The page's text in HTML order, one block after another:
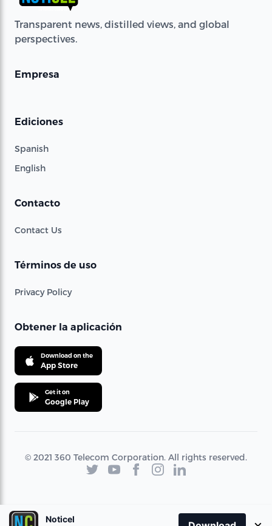
Transparent news, distilled views, and global
perspectives.
Empresa
Ediciones
Spanish
English
Contacto
Contact Us
Términos de uso
Privacy Policy
Obtener la aplicación
Download on the
App Store
Get it on
Google Play
© 2021 360 Telecom Corporation. All rights reserved.
Noticel